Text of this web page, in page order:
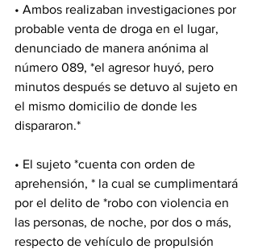
• Ambos realizaban investigaciones por
probable venta de droga en el lugar,
denunciado de manera anónima al
número 089, *el agresor huyó, pero
minutos después se detuvo al sujeto en
el mismo domicilio de donde les
dispararon.*
• El sujeto *cuenta con orden de
aprehensión, * la cual se cumplimentará
por el delito de *robo con violencia en
las personas, de noche, por dos o más,
respecto de vehículo de propulsión